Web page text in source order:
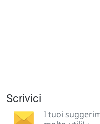
Scrivici
I tuoi